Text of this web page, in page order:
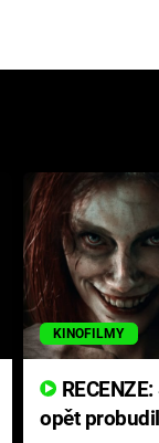
KINOFILMY
opět